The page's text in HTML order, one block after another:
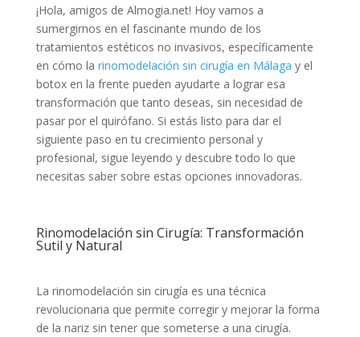
¡Hola, amigos de Almogia.net! Hoy vamos a
sumergirnos en el fascinante mundo de los
tratamientos estéticos no invasivos, específicamente
en cómo la rinomodelación sin cirugía en Málaga y el
botox en la frente pueden ayudarte a lograr esa
transformación que tanto deseas, sin necesidad de
pasar por el quirófano. Si estás listo para dar el
siguiente paso en tu crecimiento personal y
profesional, sigue leyendo y descubre todo lo que
necesitas saber sobre estas opciones innovadoras.
Rinomodelación sin Cirugía: Transformación
Sutil y Natural
La rinomodelación sin cirugía es una técnica
revolucionaria que permite corregir y mejorar la forma
de la nariz sin tener que someterse a una cirugía.